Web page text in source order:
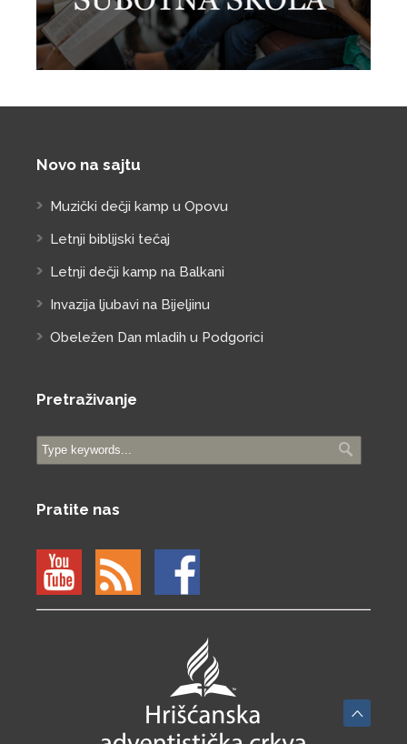
Novo na sajtu
Muzički dečji kamp u Opovu
Letnji biblijski tečaj
Letnji dečji kamp na Balkani
Invazija ljubavi na Bijeljinu
Obeležen Dan mladih u Podgorici
Pretraživanje
Pratite nas